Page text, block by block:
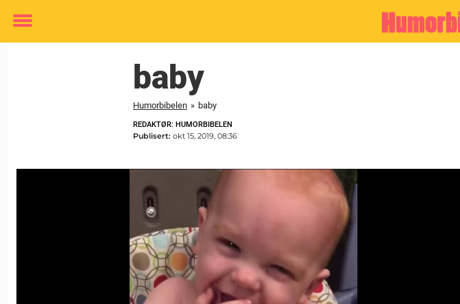
Toggle
baby
Humorbibelen » baby
REDAKTØR: HUMORBIBELEN
Publisert: okt 15, 2019, 08:36